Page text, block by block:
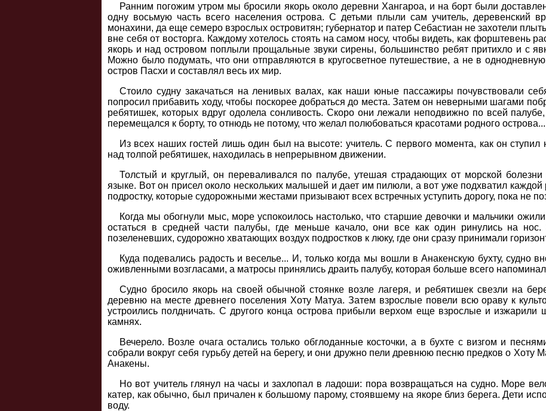
Ранним погожим утром мы бросили якорь около деревни Хангароа, и на борт были
одну восьмую часть всего населения острова. С детьми плыли сам учитель, деревенский
монахини, да еще семеро взрослых островитян; губернатор и патер Себастиан не захотели
вне себя от восторга. Каждому хотелось стоять на самом носу, чтобы видеть, как форштевень
якорь и над островом поплыли прощальные звуки сирены, большинство ребят притихло и с
Можно было подумать, что они отправляются в кругосветное путешествие, а не в
остров Пасхи и составлял весь их мир.
Стоило судну закачаться на ленивых валах, как наши юные пассажиры почувствовали
попросил прибавить ходу, чтобы поскорее добраться до места. Затем он неверными шагами
ребятишек, которых вдруг одолела сонливость. Скоро они лежали неподвижно по всей
перемещался к борту, то отнюдь не потому, что желал полюбоваться красотами родного острова...
Из всех наших гостей лишь один был на высоте: учитель. С первого момента, как он
над толпой ребятишек, находилась в непрерывном движении.
Толстый и круглый, он переваливался по палубе, утешая страдающих от морской
языке. Вот он присел около нескольких малышей и дает им пилюли, а вот уже подхватил
подростку, которые судорожными жестами призывают всех встречных уступить дорогу, пока не
Когда мы обогнули мыс, море успокоилось настолько, что старшие девочки и мальчики
остаться в средней части палубы, где меньше качало, они все как один ринулись на
позеленевших, судорожно хватающих воздух подростков к люку, где они сразу принимали
Куда подевались радость и веселье... И, только когда мы вошли в Анакенскую бухту, судно
оживленными возгласами, а матросы принялись драить палубу, которая больше всего
Судно бросило якорь на своей обычной стоянке возле лагеря, и ребятишек свезли на
деревню на месте древнего поселения Хоту Матуа. Затем взрослые повели всю ораву к
устроились полдничать. С другого конца острова прибыли верхом еще взрослые и изжарили
камнях.
Вечерело. Возле очага остались только обглоданные косточки, а в бухте с визгом и
собрали вокруг себя гурьбу детей на берегу, и они дружно пели древнюю песню предков о Хоту
Анакены.
Но вот учитель глянул на часы и захлопал в ладоши: пора возвращаться на судно. Море
катер, как обычно, был причален к большому парому, стоявшему на якоре близ берега. Дети
воду.